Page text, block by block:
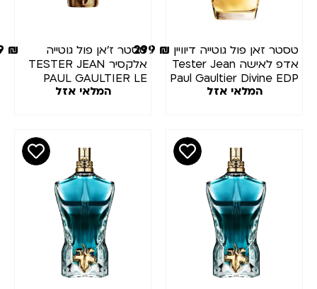
טסטר זאן פול גוטייה דיוויין
אדפ לאישה Tester Jean
Paul Gaultier Divine EDP
299₪
המלאי אזל
טסטר ז'אן פול גוטייה
אלקסיר TESTER JEAN
PAUL GAULTIER LE
MALE ELIXIR 125ML
319
המלאי אזל